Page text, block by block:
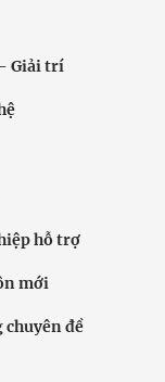
Giải trí
hỗ trợ
mới
chuyên đề